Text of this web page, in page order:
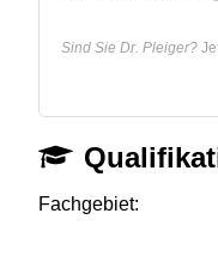
Sind Sie Dr. Pleiger?
Fachgebiet: